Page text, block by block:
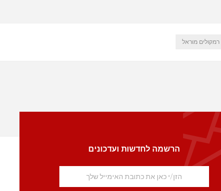
רמקולים מוראל
הרשמה לחדשות ועדכונים